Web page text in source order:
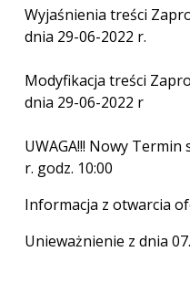
Wyjaśnienia treści
dnia 29-06-2022 r.
Modyfikacja treści
dnia 29-06-2022 r
UWAGA!!! Nowy
r. godz. 10:00
Informacja z otwarcia
Unieważnienie z dnia